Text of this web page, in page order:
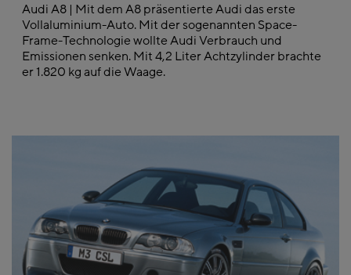
Audi A8 | Mit dem A8 präsentierte Audi das erste
Vollaluminium-Auto. Mit der sogenannten Space-
Frame-Technologie wollte Audi Verbrauch und
Emissionen senken. Mit 4,2 Liter Achtzylinder brachte
er 1.820 kg auf die Waage.